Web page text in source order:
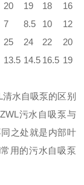
20 19 18 16
7 8.5 10 12
25 24 22 20
13.5 14.5 16.5 19
水自吸泵的区别
污水自吸泵与
之处就是内部叶
用的污水自吸泵